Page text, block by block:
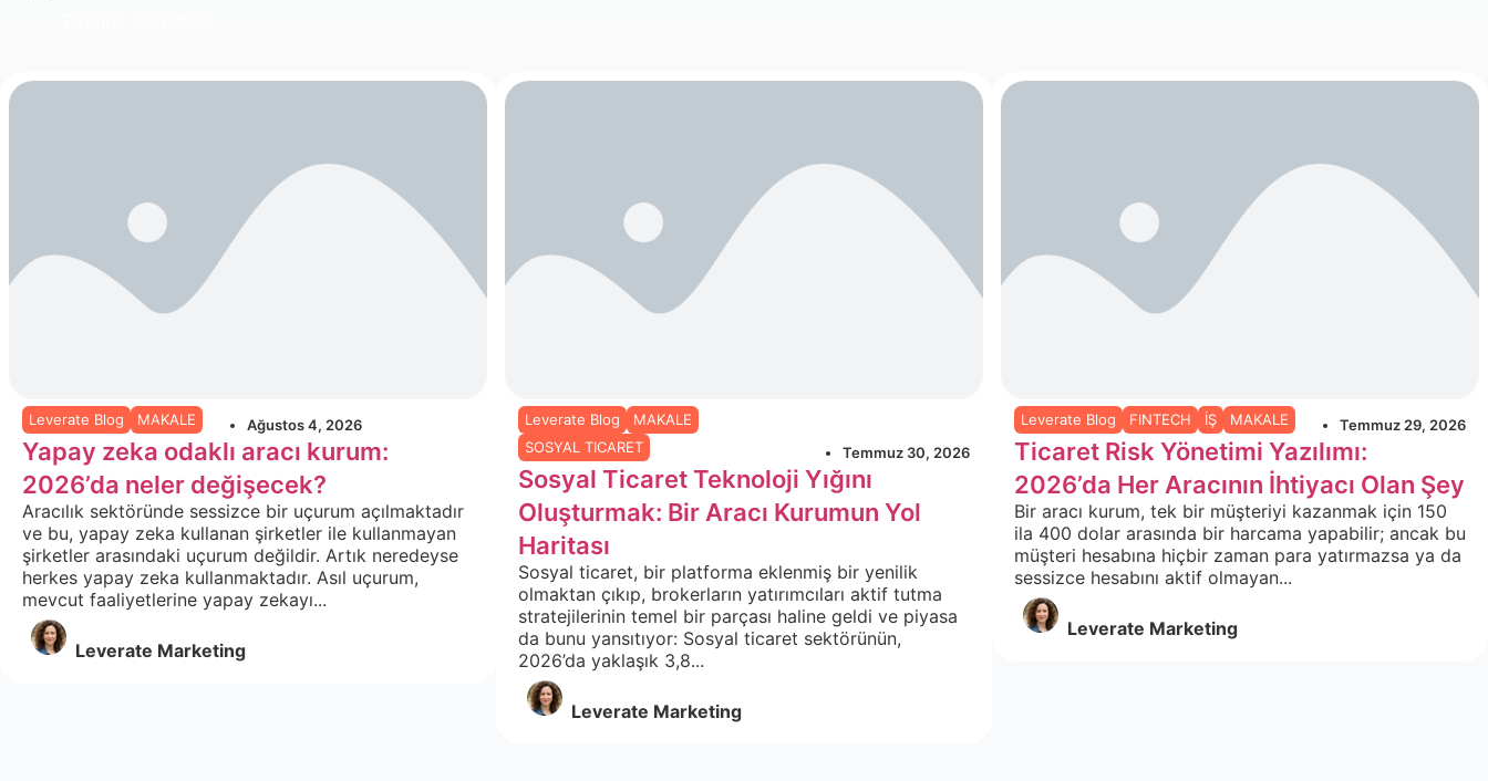
Leverate Blog MAKALE Ağustos 4, 2026
Yapay zeka odaklı aracı kurum:
2026’da neler değişecek?
Aracılık sektöründe sessizce bir uçurum açılmaktadır
ve bu, yapay zeka kullanan şirketler ile kullanmayan
şirketler arasındaki uçurum değildir. Artık neredeyse
herkes yapay zeka kullanmaktadır. Asıl uçurum,
mevcut faaliyetlerine yapay zekayı...
Leverate Marketing
Leverate Blog
MAKALE
SOSYAL TICARET
Temmuz 30, 2026
Sosyal Ticaret Teknoloji Yığını
Oluşturmak: Bir Aracı Kurumun Yol
Haritası
Sosyal ticaret, bir platforma eklenmiş bir yenilik
olmaktan çıkıp, brokerların yatırımcıları aktif tutma
stratejilerinin temel bir parçası haline geldi ve piyasa
da bunu yansıtıyor: Sosyal ticaret sektörünün,
2026’da yaklaşık 3,8...
Leverate Marketing
Leverate Blog FINTECH İŞ MAKALE Temmuz 29, 2026
Ticaret Risk Yönetimi Yazılımı:
2026’da Her Aracının İhtiyacı Olan Şey
Bir aracı kurum, tek bir müşteriyi kazanmak için 150
ila 400 dolar arasında bir harcama yapabilir; ancak bu
müşteri hesabına hiçbir zaman para yatırmazsa ya da
sessizce hesabını aktif olmayan...
Leverate Marketing